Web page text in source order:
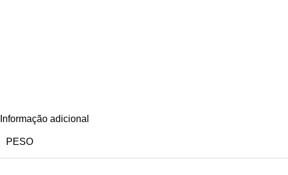
Informação adicional
PESO